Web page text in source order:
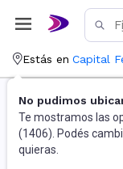
Estás en Capital
No pudimos
Te mostramos las
(1406). Podés
quieras.